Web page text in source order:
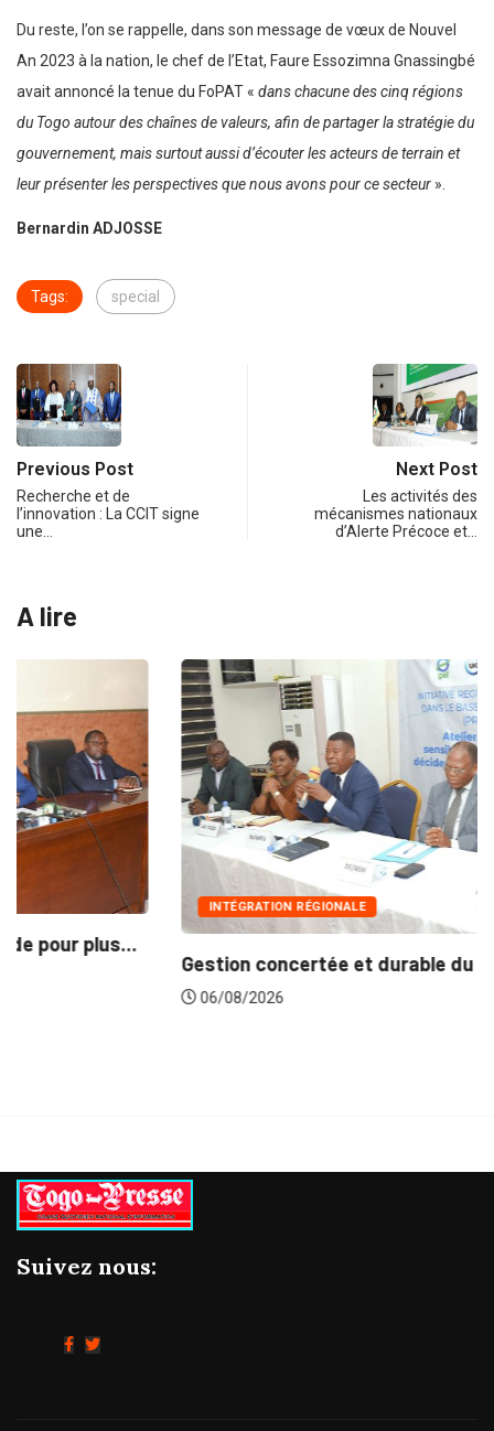
Du reste, l’on se rappelle, dans son message de vœux de Nouvel
An 2023 à la nation, le chef de l’Etat, Faure Essozimna Gnassingbé
avait annoncé la tenue du FoPAT « dans chacune des cinq régions
du Togo autour des chaînes de valeurs, afin de partager la stratégie du
gouvernement, mais surtout aussi d’écouter les acteurs de terrain et
leur présenter les perspectives que nous avons pour ce secteur ».
Bernardin ADJOSSE
Tags: special
Previous Post
Recherche et de
l’innovation : La CCIT signe
une…
Next Post
Les activités des
mécanismes nationaux
d’Alerte Précoce et…
A lire
INTÉGRATION RÉGIONALE
Gestion concertée et durable du Bassin du...
Suivez nous: